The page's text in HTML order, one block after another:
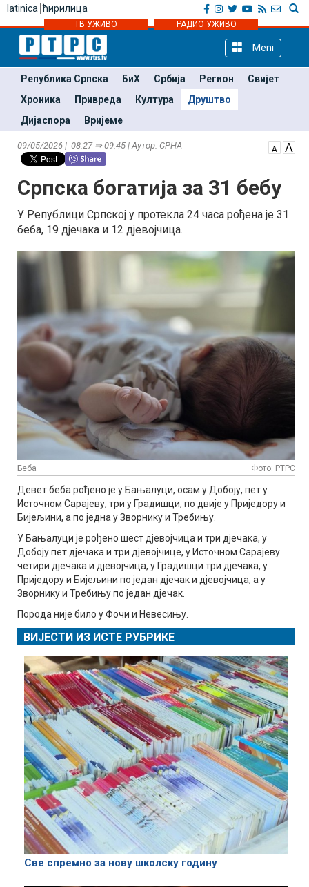
latinica ћирилица
ТВ УЖИВО РАДИО УЖИВО
Meni
Република Српска БиХ Србија Регион
Свијет
Хроника
Привреда Култура
Друштво
Дијаспора
Вријеме
09/05/2026 | 08:27 ⇒ 09:45 | Аутор: СРНА
Српска богатија за 31 бебу
У Републици Српској у протекла 24 часа рођена је 31
беба, 19 дјечака и 12 дјевојчица.
Беба Фото: РТРС
Девет беба рођено је у Бањалуци, осам у Добоју, пет у
Источном Сарајеву, три у Градишци, по двије у Приједору и
Бијељини, а по једна у Зворнику и Требињу.
У Бањалуци је рођено шест дјевојчица и три дјечака, у
Добоју пет дјечака и три дјевојчице, у Источном Сарајеву
четири дјечака и дјевојчица, у Градишци три дјечака, у
Приједору и Бијељини по један дјечак и дјевојчица, а у
Зворнику и Требињу по један дјечак.
Порода није било у Фочи и Невесињу.
ВИЈЕСТИ ИЗ ИСТЕ РУБРИКЕ
Све спремно за нову школску годину